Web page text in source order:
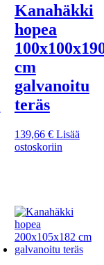
Kanahäkki
hopea
cm
galvanoitu
teräs
139,66 € Lisää
ostoskoriin